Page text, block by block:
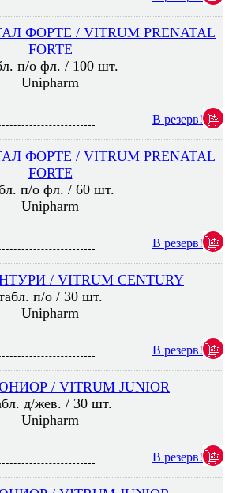
ФОРТЕ / VITRUM PRENATAL
FORTE
п/о фл. / 100 шт.
Unipharm
В резерв!
ФОРТЕ / VITRUM PRENATAL
FORTE
п/о фл. / 60 шт.
Unipharm
В резерв!
/ VITRUM CENTURY
п/о / 30 шт.
Unipharm
В резерв!
/ VITRUM JUNIOR
д/жев. / 30 шт.
Unipharm
В резерв!